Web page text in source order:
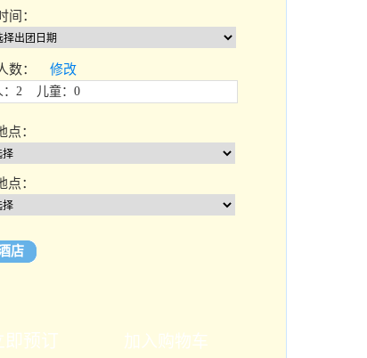
间：
数： 修改
：2 儿童：0
点：
点：
店